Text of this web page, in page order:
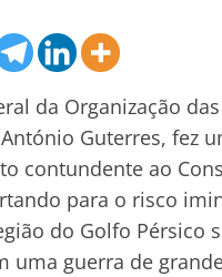
da Organização
Guterres, fez
contundente ao
para o risco
do Golfo Pérsico
uma guerra de